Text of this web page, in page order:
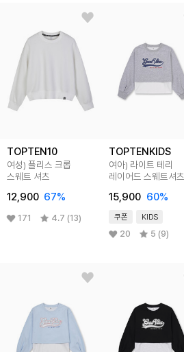
TOPTEN10
여성) 플리스 크롭
스웨트 셔츠
12,900 67%
171 4.7 (13)
TOPTENKIDS
여아) 라이트 테리
레이어드 스웨트셔츠
15,900 60%
쿠폰 KIDS
20 5 (9)